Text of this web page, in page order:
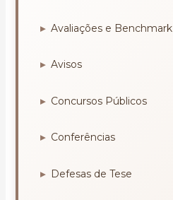
Avaliações e Benchmark
Avisos
Concursos Públicos
Conferências
Defesas de Tese